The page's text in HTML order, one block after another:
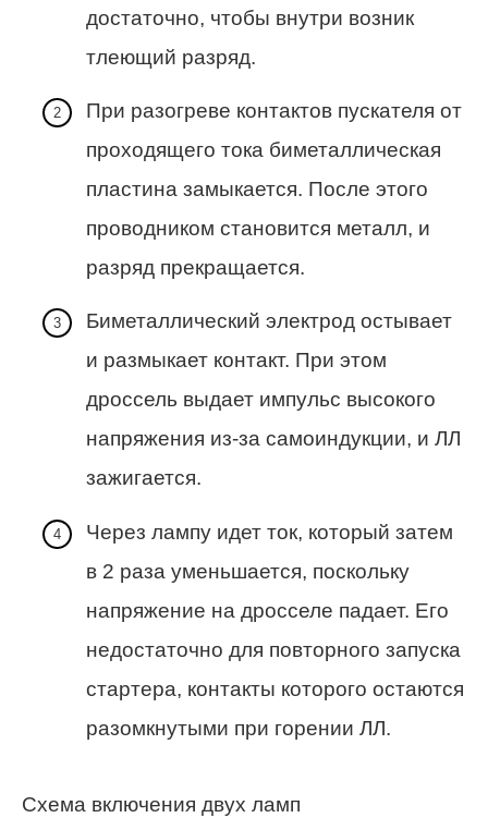
достаточно, чтобы внутри возник
тлеющий разряд.
При разогреве контактов пускателя от
проходящего тока биметаллическая
пластина замыкается. После этого
проводником становится металл, и
разряд прекращается.
Биметаллический электрод остывает
и размыкает контакт. При этом
дроссель выдает импульс высокого
напряжения из-за самоиндукции, и ЛЛ
зажигается.
Через лампу идет ток, который затем
в 2 раза уменьшается, поскольку
напряжение на дросселе падает. Его
недостаточно для повторного запуска
стартера, контакты которого остаются
разомкнутыми при горении ЛЛ.
Схема включения двух ламп